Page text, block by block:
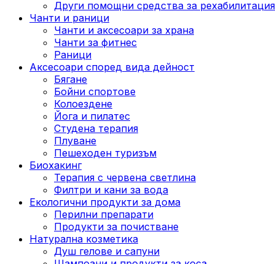
Други помощни средства за рехабилитация
Чанти и раници
Чанти и аксесоари за храна
Чанти за фитнес
Раници
Аксесоари според вида дейност
Бягане
Бойни спортове
Колоездене
Йога и пилатес
Студена терапия
Плуване
Пешеходен туризъм
Биохакинг
Терапия с червена светлина
Филтри и кани за вода
Екологични продукти за дома
Перилни препарати
Продукти за почистване
Натурална козметика
Душ гелове и сапуни